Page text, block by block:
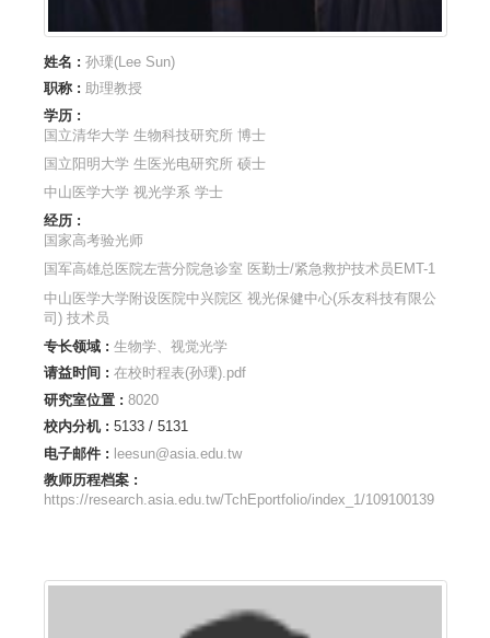
姓名 : 孙瑮(Lee Sun)
职称 : 助理教授
学历 :
国立清华大学 生物科技研究所 博士
国立阳明大学 生医光电研究所 硕士
中山医学大学 视光学系 学士
经历 :
国家高考验光师
国军高雄总医院左营分院急诊室 医勤士/紧急救护技术员EMT-1
中山医学大学附设医院中兴院区 视光保健中心(乐友科技有限公
司) 技术员
专长领域 : 生物学、视觉光学
请益时间 : 在校时程表(孙瑮).pdf
研究室位置 : 8020
校内分机 : 5133 / 5131
电子邮件 : leesun@asia.edu.tw
教师历程档案 :
https://research.asia.edu.tw/TchEportfolio/index_1/109100139